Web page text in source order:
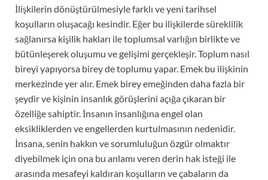
İlişkilerin dönüştürülmesiyle farklı ve yeni tarihsel
koşulların oluşacağı kesindir. Eğer bu ilişkilerde süreklilik
sağlanırsa kişilik hakları ile toplumsal varlığın birlikte ve
bütünleşerek oluşumu ve gelişimi gerçekleşir. Toplum nasıl
bireyi yapıyorsa birey de toplumu yapar. Emek bu ilişkinin
merkezinde yer alır. Emek birey emeğinden daha fazla bir
şeydir ve kişinin insanlık görüşlerini açığa çıkaran bir
özelliğe sahiptir. İnsanın insanlığına engel olan
eksikliklerden ve engellerden kurtulmasının nedenidir.
İnsana, senin hakkın ve sorumluluğun özgür olmaktır
diyebilmek için ona bu anlamı veren derin hak isteği ile
arasında mesafeyi kaldıran koşulların ve çabaların da